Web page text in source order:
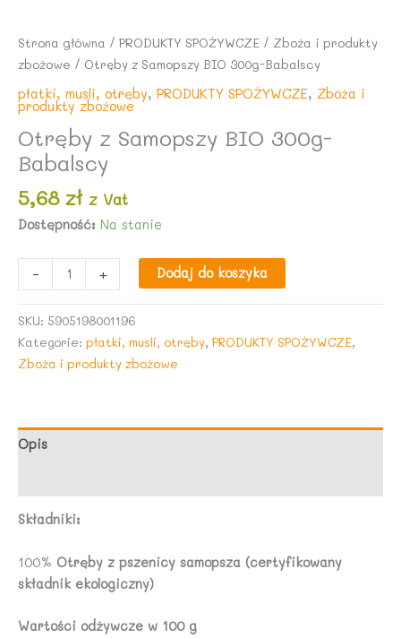
Strona główna / PRODUKTY SPOŻYWCZE / Zboża i produkty
zbożowe / Otręby z Samopszy BIO 300g-Babalscy
płatki, musli, otręby, PRODUKTY SPOŻYWCZE, Zboża i
produkty zbożowe
Otręby z Samopszy BIO 300g-
Babalscy
5,68 zł z Vat
Dostępność: Na stanie
-
Otręby
z
BIO
+ Dodaj do koszyka
SKU: 5905198001196
Kategorie: płatki, musli, otręby, PRODUKTY SPOŻYWCZE,
Zboża i produkty zbożowe
Opis
Składniki:
100% Otręby z pszenicy samopsza (certyfikowany
składnik ekologiczny)
Wartości odżywcze w 100 g